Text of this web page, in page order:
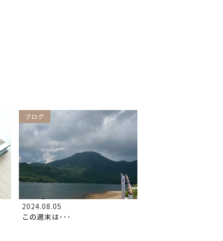
ブログ
2024.08.05
この週末は･･･